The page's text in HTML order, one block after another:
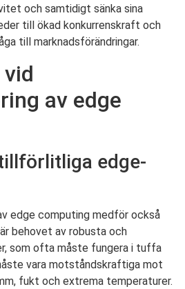
och samtidigt sänka sina
till ökad konkurrenskraft och
till marknadsförändringar.
av edge
edge-
edge computing medför också
behovet av robusta och
som ofta måste fungera i tuffa
vara motståndskraftiga mot
fukt och extrema temperaturer.